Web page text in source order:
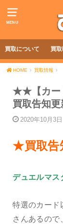
MENU
買取について 買取
HOME 買取情報
★★【カー
買取告知
2020年10月3日
★買取告
デュエルマス
特選のカード
さんあるので